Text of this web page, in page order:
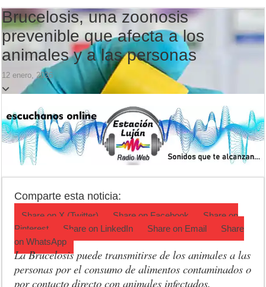
Crimen en el Lanusse: murió una mujer y detuvieron a su pareja
Actividades en Luján: qué hacer este fin de semana
Salud mental: Luján puso el bienestar emocional en el centro del
Turismo en Luján: las vacaciones de invierno impulsaron la
Ronda de Negocios: Luján reunió a pymes bonaerenses con
Campeonato TC JK: Diego Cordone se quedó con una gran victoria
Jubilación en Argentina: qué requisitos exige ANSES para acceder al
Opinión: Buscando una mejor educación ambiental
Brucelosis, una zoonosis
prevenible que afecta a los
animales y a las personas
12 enero, 2026
Comparte esta noticia:
Share on X (Twitter) Share on Facebook
Share on
Pinterest
Share on LinkedIn Share on Email
Share
onWhatsApp
La Brucelosis puede transmitirse de los animales a las
personas por el consumo de alimentos contaminados o
por contacto directo con animales infectados.